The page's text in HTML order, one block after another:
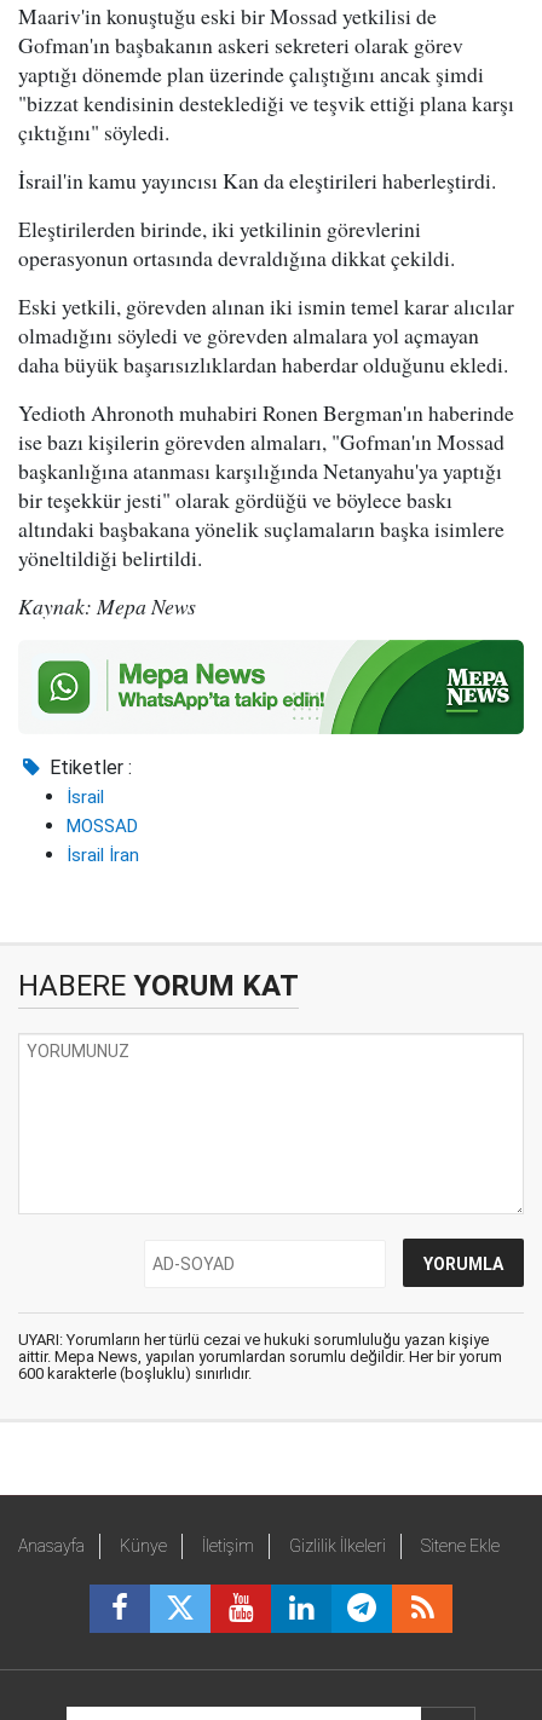
Maariv'in konuştuğu eski bir Mossad yetkilisi de
Gofman'ın başbakanın askeri sekreteri olarak görev
yaptığı dönemde plan üzerinde çalıştığını ancak şimdi
"bizzat kendisinin desteklediği ve teşvik ettiği plana karşı
çıktığını" söyledi.
İsrail'in kamu yayıncısı Kan da eleştirileri haberleştirdi.
Eleştirilerden birinde, iki yetkilinin görevlerini
operasyonun ortasında devraldığına dikkat çekildi.
Eski yetkili, görevden alınan iki ismin temel karar alıcılar
olmadığını söyledi ve görevden almalara yol açmayan
daha büyük başarısızlıklardan haberdar olduğunu ekledi.
Yedioth Ahronoth muhabiri Ronen Bergman'ın haberinde
ise bazı kişilerin görevden almaları, "Gofman'ın Mossad
başkanlığına atanması karşılığında Netanyahu'ya yaptığı
bir teşekkür jesti" olarak gördüğü ve böylece baskı
altındaki başbakana yönelik suçlamaların başka isimlere
yöneltildiği belirtildi.
Kaynak: Mepa News
Etiketler :
İsrail
MOSSAD
İsrail İran
HABERE YORUM KAT
UYARI: Yorumların her türlü cezai ve hukuki sorumluluğu yazan kişiye
aittir. Mepa News, yapılan yorumlardan sorumlu değildir. Her bir yorum
600 karakterle (boşluklu) sınırlıdır.
Anasayfa Künye İletişim Gizlilik İlkeleri Sitene Ekle